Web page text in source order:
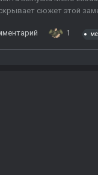
сюжет этой
1